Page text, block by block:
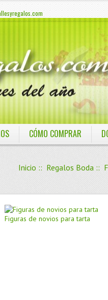
CÓMO COMPRAR
Inicio :: Regalos Boda ::
Figuras de novios para tarta